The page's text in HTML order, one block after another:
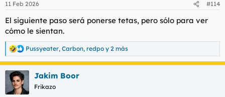
11 Feb 2026 #114
El siguiente paso será ponerse tetas, pero sólo para ver
cómo le sientan.
R
e
a
c
c
i
Pussyeater, Carbon, redpo y 2 más
Jakim Boor
Frikazo